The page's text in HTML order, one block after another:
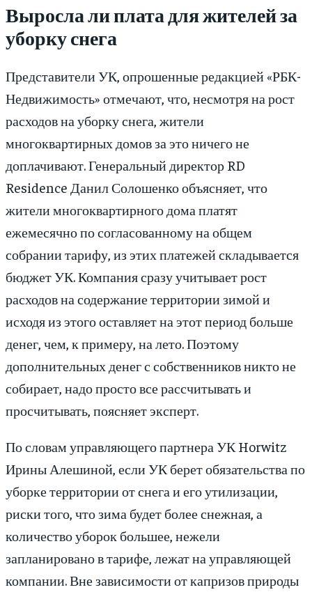
Выросла ли плата для жителей за
уборку снега
Представители УК, опрошенные редакцией «РБК-
Недвижимость» отмечают, что, несмотря на рост
расходов на уборку снега, жители
многоквартирных домов за это ничего не
доплачивают. Генеральный директор RD
Residence Данил Солошенко объясняет, что
жители многоквартирного дома платят
ежемесячно по согласованному на общем
собрании тарифу, из этих платежей складывается
бюджет УК. Компания сразу учитывает рост
расходов на содержание территории зимой и
исходя из этого оставляет на этот период больше
денег, чем, к примеру, на лето. Поэтому
дополнительных денег с собственников никто не
собирает, надо просто все рассчитывать и
просчитывать, поясняет эксперт.
По словам управляющего партнера УК Horwitz
Ирины Алешиной, если УК берет обязательства по
уборке территории от снега и его утилизации,
риски того, что зима будет более снежная, а
количество уборок большее, нежели
запланировано в тарифе, лежат на управляющей
компании. Вне зависимости от капризов природы